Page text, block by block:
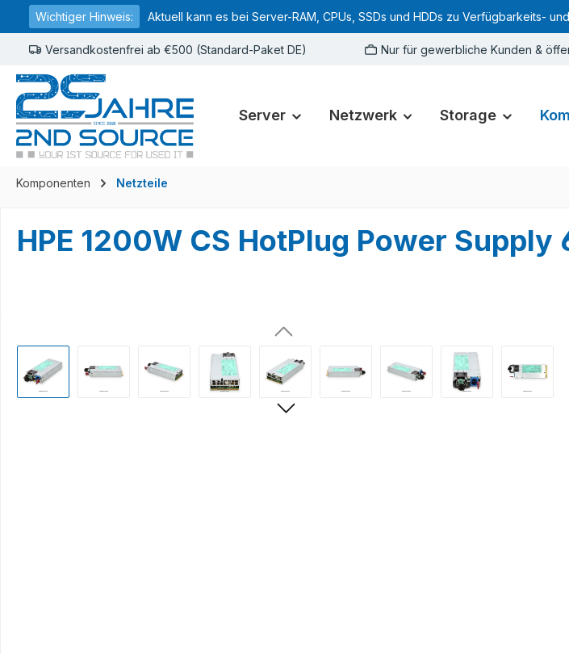
Zur Hauptnavigation springen
Wichtiger Hinweis: Aktuell kann es bei Server-RAM, CPUs, SSDs und HDDs zu Verfügbarkeits-
Versandkostenfrei ab €500 (Standard-Paket DE) Nur für gewerbliche Kunden &
Server Netzwerk Storage
Komponenten Netzteile
HPE 1200W CS HotPlug Power